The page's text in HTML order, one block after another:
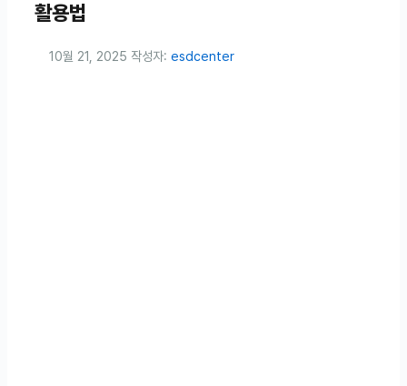
활용법
10월 21, 2025 작성자: esdcenter